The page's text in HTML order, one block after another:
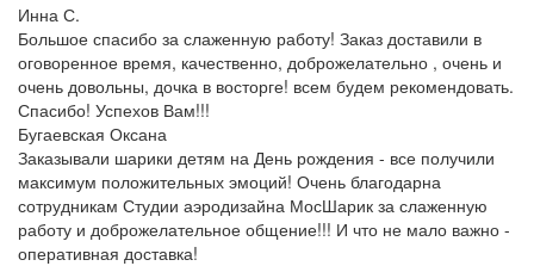
Инна С.
Большое спасибо за слаженную работу! Заказ доставили в
оговоренное время, качественно, доброжелательно , очень и
очень довольны, дочка в восторге! всем будем рекомендовать.
Спасибо! Успехов Вам!!!
Бугаевская Оксана
Заказывали шарики детям на День рождения - все получили
максимум положительных эмоций! Очень благодарна
сотрудникам Студии аэродизайна МосШарик за слаженную
работу и доброжелательное общение!!! И что не мало важно -
оперативная доставка!